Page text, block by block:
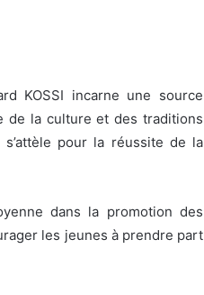
KOSSI incarne une source
de la culture et des traditions
pour la réussite de la
dans la promotion des
les jeunes à prendre part